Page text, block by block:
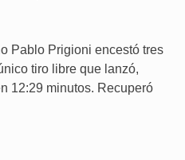
Pablo Prigioni encestó tres
tiro libre que lanzó,
12:29 minutos. Recuperó